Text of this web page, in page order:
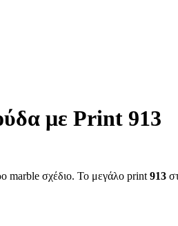
με Print 913
marble σχέδιο. Το μεγάλο print 913